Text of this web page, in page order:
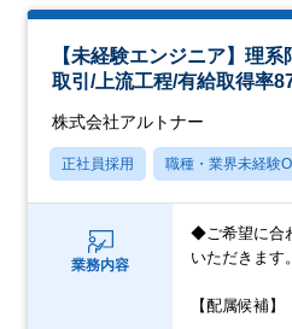
【未経験エンジニア】理
取引/上流工程/有給取得率
株式会社アルトナー
正社員採用 職種・業界未経験
業務内容
◆ご希望に合
いただきます。
【配属候補】